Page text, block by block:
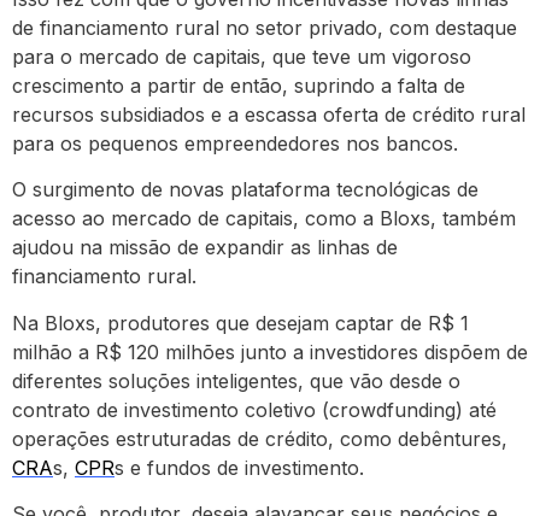
de financiamento rural no setor privado, com destaque
para o mercado de capitais, que teve um vigoroso
crescimento a partir de então, suprindo a falta de
recursos subsidiados e a escassa oferta de crédito rural
para os pequenos empreendedores nos bancos.
O surgimento de novas plataforma tecnológicas de
acesso ao mercado de capitais, como a Bloxs, também
ajudou na missão de expandir as linhas de
financiamento rural.
Na Bloxs, produtores que desejam captar de R$ 1
milhão a R$ 120 milhões junto a investidores dispõem de
diferentes soluções inteligentes, que vão desde o
contrato de investimento coletivo (crowdfunding) até
operações estruturadas de crédito, como debêntures,
CRAs, CPRs e fundos de investimento.